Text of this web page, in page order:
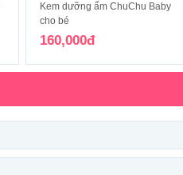
Kem dưỡng ẩm ChuChu Baby
cho bé
160,000đ